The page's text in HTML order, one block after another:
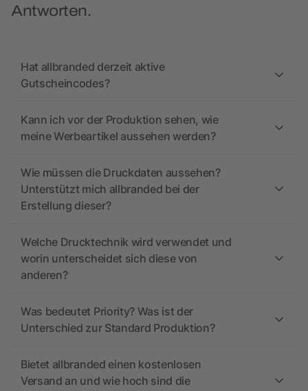
Antworten.
Hat allbranded derzeit aktive
Gutscheincodes?
Kann ich vor der Produktion sehen, wie
meine Werbeartikel aussehen werden?
Wie müssen die Druckdaten aussehen?
Unterstützt mich allbranded bei der
Erstellung dieser?
Welche Drucktechnik wird verwendet und
worin unterscheidet sich diese von
anderen?
Was bedeutet Priority? Was ist der
Unterschied zur Standard Produktion?
Bietet allbranded einen kostenlosen
Versand an und wie hoch sind die